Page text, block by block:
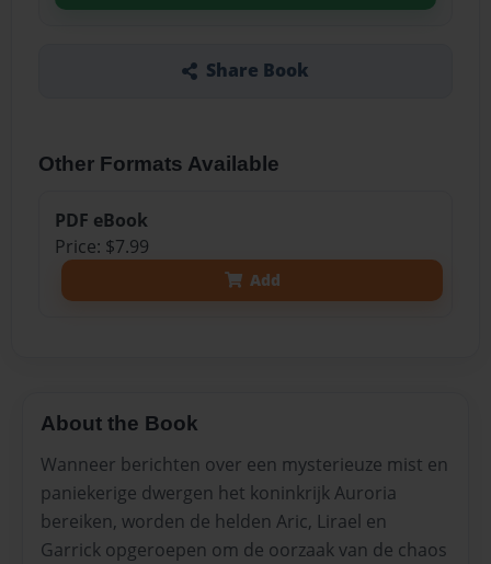
Share Book
Other Formats Available
PDF eBook
Price: $7.99
Add
About the Book
Wanneer berichten over een mysterieuze mist en
paniekerige dwergen het koninkrijk Auroria
bereiken, worden de helden Aric, Lirael en
Garrick opgeroepen om de oorzaak van de chaos